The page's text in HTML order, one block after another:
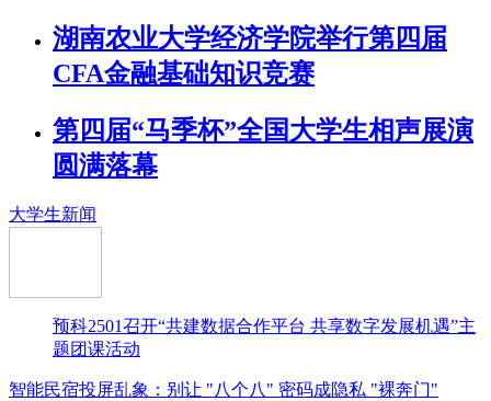
湖南农业大学经济学院举行第四届
CFA金融基础知识竞赛
第四届“马季杯”全国大学生相声展演
圆满落幕
大学生新闻
预科2501召开“共建数据合作平台 共享数字发展机遇”主
题团课活动
智能民宿投屏乱象：别让 "八个八" 密码成隐私 "裸奔门"